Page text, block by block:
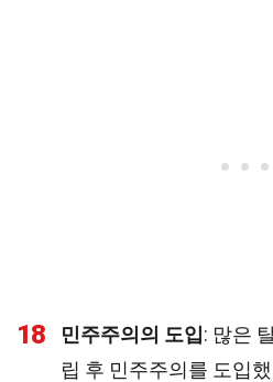
18 민주주의의 도입: 많은
립 후 민주주의를 도입